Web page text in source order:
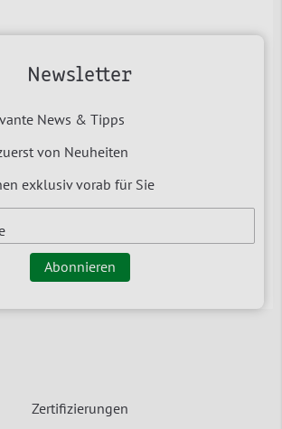
Newsletter
News & Tipps
von Neuheiten
exklusiv vorab für Sie
Abonnieren
Zertifizierungen